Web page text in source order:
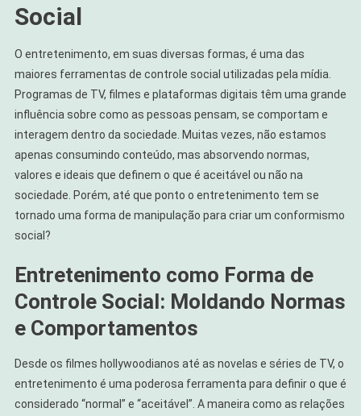
Social
O entretenimento, em suas diversas formas, é uma das
maiores ferramentas de controle social utilizadas pela mídia.
Programas de TV, filmes e plataformas digitais têm uma grande
influência sobre como as pessoas pensam, se comportam e
interagem dentro da sociedade. Muitas vezes, não estamos
apenas consumindo conteúdo, mas absorvendo normas,
valores e ideais que definem o que é aceitável ou não na
sociedade. Porém, até que ponto o entretenimento tem se
tornado uma forma de manipulação para criar um conformismo
social?
Entretenimento como Forma de
Controle Social: Moldando Normas
e Comportamentos
Desde os filmes hollywoodianos até as novelas e séries de TV, o
entretenimento é uma poderosa ferramenta para definir o que é
considerado “normal” e “aceitável”. A maneira como as relações